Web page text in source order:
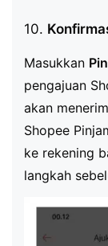
10.
Masukkan
pengajuan
akan
Shopee
ke rekening
langkah